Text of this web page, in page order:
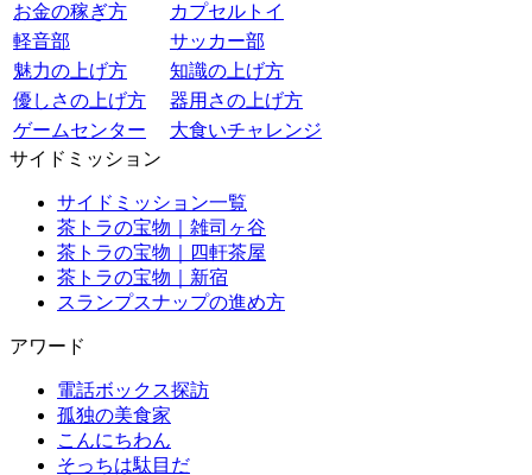
お金の稼ぎ方
カプセルトイ
軽音部
サッカー部
魅力の上げ方
知識の上げ方
優しさの上げ方
器用さの上げ方
ゲームセンター
大食いチャレンジ
サイドミッション
サイドミッション一覧
茶トラの宝物｜雑司ヶ谷
茶トラの宝物｜四軒茶屋
茶トラの宝物｜新宿
スランプスナップの進め方
アワード
電話ボックス探訪
孤独の美食家
こんにちわん
そっちは駄目だ